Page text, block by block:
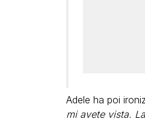
Adele ha poi
mi avete vista.